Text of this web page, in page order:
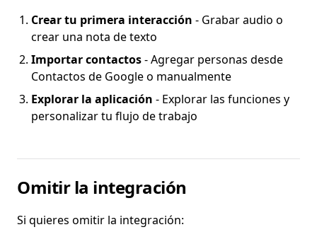
Crear tu primera interacción - Grabar audio o
crear una nota de texto
Importar contactos- Agregar personas desde
Contactos de Google o manualmente
Explorar la aplicación - Explorar las funciones y
personalizar tu flujo de trabajo
Omitir la integración
Si quieres omitir la integración: